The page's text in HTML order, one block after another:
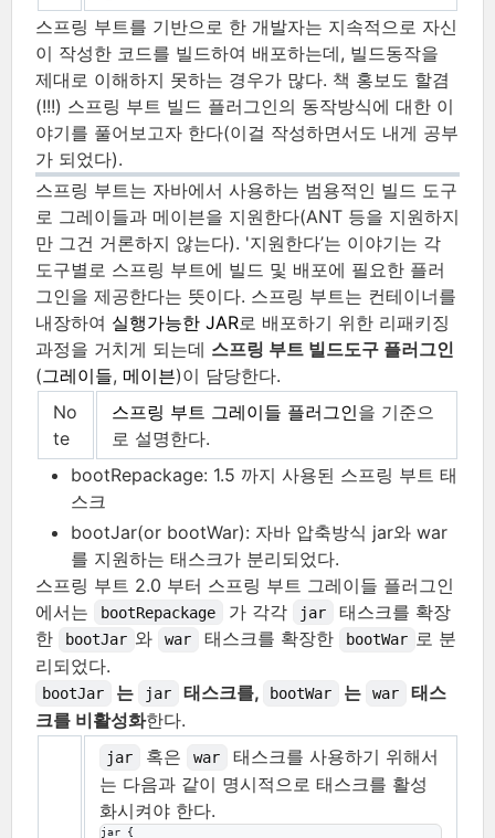
스프링 부트를 기반으로 한 개발자는 지속적으로 자신
이 작성한 코드를 빌드하여 배포하는데, 빌드동작을
제대로 이해하지 못하는 경우가 많다. 책 홍보도 할겸
(!!!) 스프링 부트 빌드 플러그인의 동작방식에 대한 이
야기를 풀어보고자 한다(이걸 작성하면서도 내게 공부
가 되었다).
스프링 부트는 자바에서 사용하는 범용적인 빌드 도구
로 그레이들과 메이븐을 지원한다(ANT 등을 지원하지
만 그건 거론하지 않는다). '지원한다’는 이야기는 각
도구별로 스프링 부트에 빌드 및 배포에 필요한 플러
그인을 제공한다는 뜻이다. 스프링 부트는 컨테이너를
내장하여 실행가능한 JAR로 배포하기 위한 리패키징
과정을 거치게 되는데 스프링 부트 빌드도구 플러그인
(그레이들, 메이븐)이 담당한다.
No
te
스프링 부트 그레이들 플러그인을 기준으
로 설명한다.
bootRepackage: 1.5 까지 사용된 스프링 부트 태
스크
bootJar(or bootWar): 자바 압축방식 jar와 war
를 지원하는 태스크가 분리되었다.
스프링 부트 2.0 부터 스프링 부트 그레이들 플러그인
에서는
bootRepackage 가 각각 jar
태스크를 확장
한
bootJar 와 war 태스크를 확장한 bootWar 로 분
리되었다.
bootJar 는 jar 태스크를, bootWar 는 war
태스
크를 비활성화한다.
jar 혹은 war
태스크를 사용하기 위해서
는 다음과 같이 명시적으로 태스크를 활성
화시켜야 한다.
jar {